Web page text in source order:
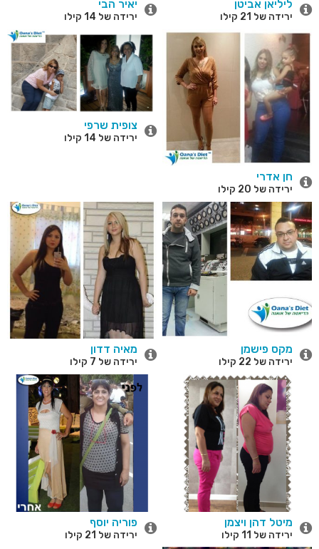
ליליאן אביטן
ירידה של 21 קילו
יאיר הבי
ירידה של 14 קילו
חן אדרי
ירידה של 20 קילו
צופית שרפי
ירידה של 14 קילו
מקס פישמן
ירידה של 22 קילו
מאיה דדון
ירידה של 7 קילו
מיטל דהן ויצמן
ירידה של 11 קילו
פוריה יוסף
ירידה של 21 קילו